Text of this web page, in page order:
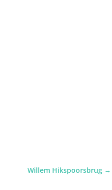
Willem Hikspoorsbrug→